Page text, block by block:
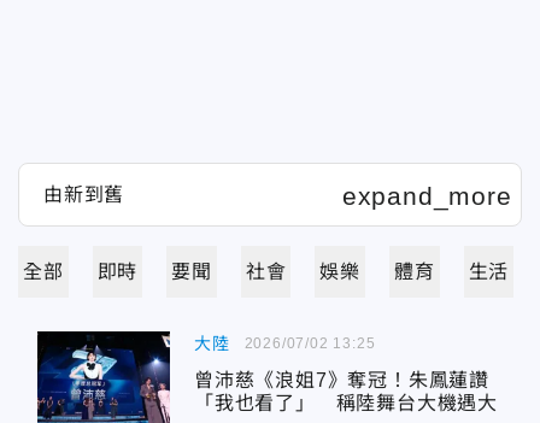
全部 即時 要聞 社會 娛樂 體育 生活
大陸
曾沛慈《浪姐7》奪冠！朱鳳蓮讚
「我也看了」 稱陸舞台大機遇大
2026/07/02 13:25